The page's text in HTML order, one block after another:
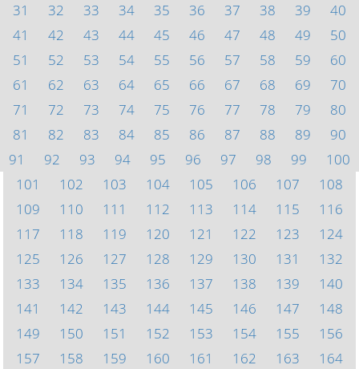
31
32 33 34 35 36 37 38 39
40
41
42 43 44 45 46 47 48 49
50
51
52 53 54 55 56 57 58 59
60
61
62 63 64 65 66 67 68 69
70
71
72 73 74 75 76 77 78 79
80
81
82 83 84 85 86 87 88 89
90
91
92 93 94 95 96 97 98 99
100
101
102 103 104 105 106 107
108
109
110 111 112 113 114 115
116
117
118 119 120 121 122 123
124
125
126 127 128 129 130 131
132
133
134 135 136 137 138 139
140
141
142 143 144 145 146 147
148
149
150 151 152 153 154 155
156
157
158 159 160 161 162 163
164